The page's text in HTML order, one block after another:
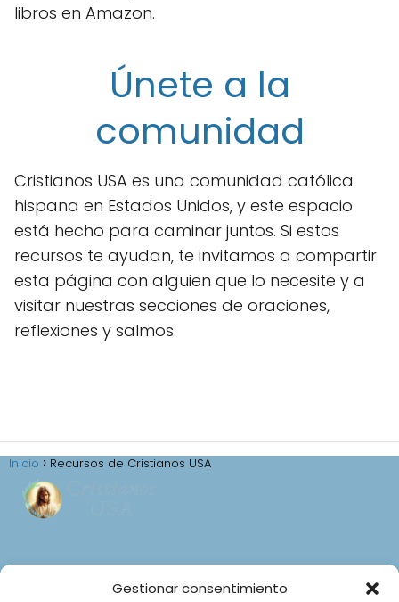
Gestionar consentimiento
libros en Amazon.
Únete a la
comunidad
Cristianos USA es una comunidad católica
hispana en Estados Unidos, y este espacio
está hecho para caminar juntos. Si estos
recursos te ayudan, te invitamos a compartir
esta página con alguien que lo necesite y a
visitar nuestras secciones de oraciones,
reflexiones y salmos.
Inicio Recursos de Cristianos USA